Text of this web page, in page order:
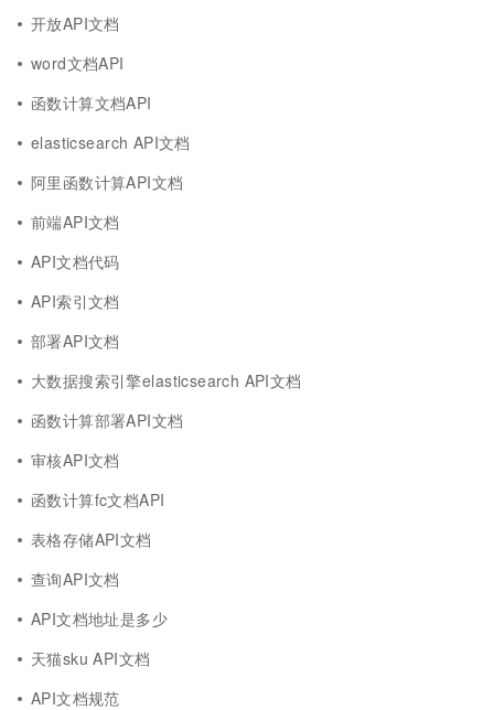
开放API文档
word文档API
函数计算文档API
elasticsearch API文档
阿里函数计算API文档
前端API文档
API文档代码
API索引文档
部署API文档
大数据搜索引擎elasticsearch API文档
函数计算部署API文档
审核API文档
函数计算fc文档API
表格存储API文档
查询API文档
API文档地址是多少
天猫sku API文档
API文档规范